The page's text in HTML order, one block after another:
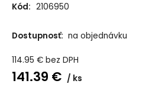
Kód: 2106950
Dostupnosť: na objednávku
114.95 € bez DPH
141.39 € ks